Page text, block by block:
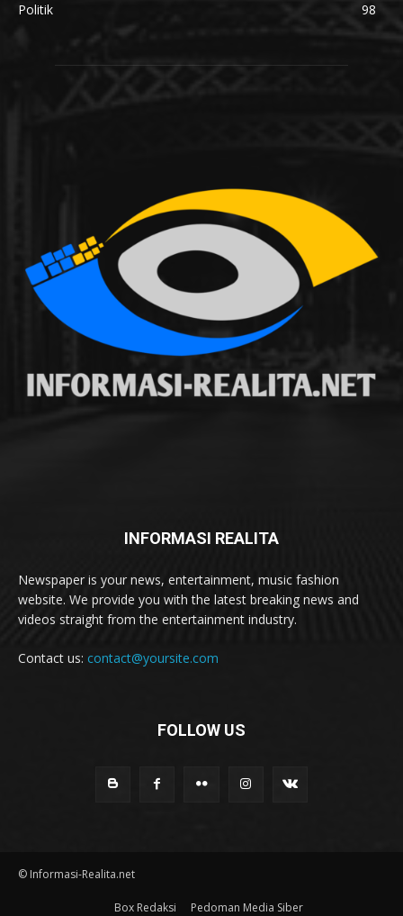
Politik
98
INFORMASI REALITA
Newspaper is your news, entertainment, music fashion
website. We provide you with the latest breaking news and
videos straight from the entertainment industry.
Contact us: contact@yoursite.com
FOLLOW US
© Informasi-Realita.net
Box Redaksi Pedoman Media Siber